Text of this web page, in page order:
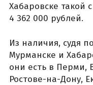
Хабаровске такой
4 362 000 рублей.
Из наличия, судя
Мурманске и
они есть в Перми,
Ростове-на-Дону,